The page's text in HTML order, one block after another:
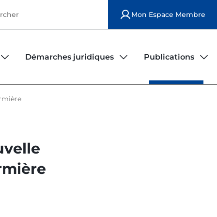
Mon Espace Membre
Démarches juridiques
de la sécurité des infirmiers
Déposer une plainte
Fiches juridiques
Publications